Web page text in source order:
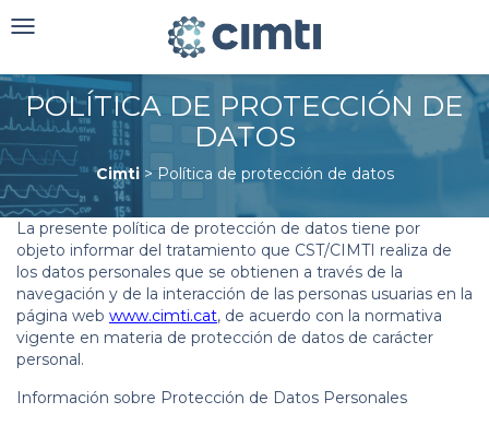
Toggle
POLÍTICA DE PROTECCIÓN DE
DATOS
Cimti>Política de protección de datos
La presente política de protección de datos tiene por
objeto informar del tratamiento que CST/CIMTI realiza de
los datos personales que se obtienen a través de la
navegación y de la interacción de las personas usuarias en la
página web www.cimti.cat, de acuerdo con la normativa
vigente en materia de protección de datos de carácter
personal.
Información sobre Protección de Datos Personales